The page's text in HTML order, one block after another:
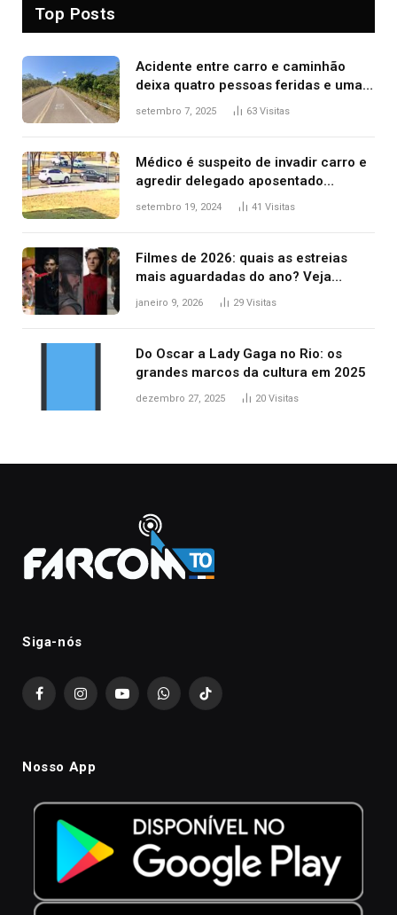
Top Posts
Acidente entre carro e caminhão
deixa quatro pessoas feridas e uma
mulher morta na TO-070
setembro 7, 2025 63 Visitas
Médico é suspeito de invadir carro e
agredir delegado aposentado
durante confusão no trânsito
setembro 19, 2024 41 Visitas
Filmes de 2026: quais as estreias
mais aguardadas do ano? Veja
principais lançamentos do cinema
janeiro 9, 2026 29 Visitas
Do Oscar a Lady Gaga no Rio: os
grandes marcos da cultura em 2025
dezembro 27, 2025 20 Visitas
Siga-nós
FacebookInstagramYouTubeWhatsAppTikTok
Nosso App